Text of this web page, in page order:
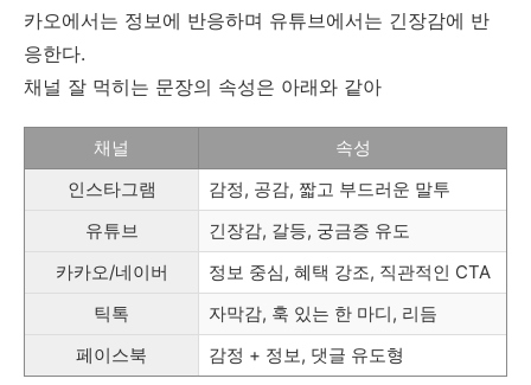
카오에서는 정보에 반응하며 유튜브에서는 긴장감에 반
응한다.
채널 잘 먹히는 문장의 속성은 아래와 같아
채널
속성
인스타그램
감정, 공감, 짧고 부드러운 말투
유튜브
긴장감, 갈등, 궁금증 유도
카카오/네이버
정보 중심, 혜택 강조, 직관적인 CTA
틱톡
자막감, 훅 있는 한 마디, 리듬
페이스북
감정 + 정보, 댓글 유도형